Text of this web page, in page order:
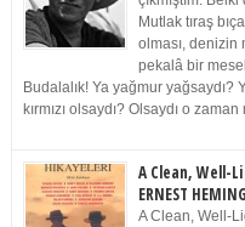
Mutlak tıraş
olması, denizin
pekalâ bir
Budalalık! Ya yağmur yağsaydı?
kırmızı olsaydı? Olsaydı o
A Clean, Well-
ERNEST
A Clean, Well-